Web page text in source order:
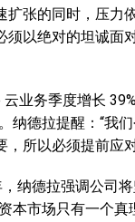
扩张的同时，压力
须以绝对的坦诚面
业务季度增长
纳德拉提醒：“我
，所以必须提前应
纳德拉强调公司将
本市场只有一个真